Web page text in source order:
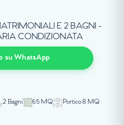
E 2 BAGNI -
CONDIZIONATA
su WhatsApp
2 Bagni 65 MQ
Portico 8 MQ